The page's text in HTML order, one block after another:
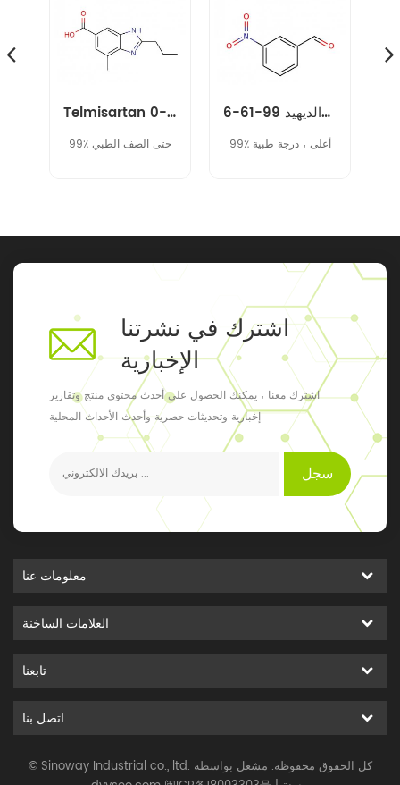
Telmisartan متوسط 152628-03-0
99٪ حتى الصف الطبي
م-نتروبنزالديهيد 99-61-6
99٪ أعلى ، درجة طبية
اشترك في نشرتنا
الإخبارية
اشترك معنا ، يمكنك الحصول على أحدث محتوى منتج وتقارير
إخبارية وتحديثات حصرية وأحدث الأحداث المحلية
سجل
معلومات عنا
العلامات الساخنة
تابعنا
اتصل بنا
© Sinoway Industrial co., ltd. كل الحقوق محفوظة. مشغل بواسطة